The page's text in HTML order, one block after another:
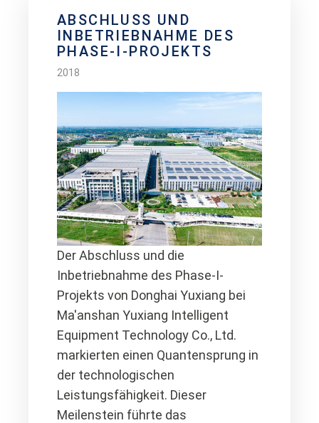
ABSCHLUSS UND
INBETRIEBNAHME DES
PHASE-I-PROJEKTS
2018
Der Abschluss und die
Inbetriebnahme des Phase-I-
Projekts von Donghai Yuxiang bei
Ma'anshan Yuxiang Intelligent
Equipment Technology Co., Ltd.
markierten einen Quantensprung in
der technologischen
Leistungsfähigkeit. Dieser
Meilenstein führte das